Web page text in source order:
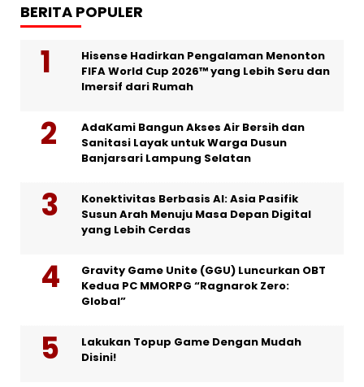
BERITA POPULER
Hisense Hadirkan Pengalaman Menonton
FIFA World Cup 2026™ yang Lebih Seru dan
Imersif dari Rumah
AdaKami Bangun Akses Air Bersih dan
Sanitasi Layak untuk Warga Dusun
Banjarsari Lampung Selatan
Konektivitas Berbasis AI: Asia Pasifik
Susun Arah Menuju Masa Depan Digital
yang Lebih Cerdas
Gravity Game Unite (GGU) Luncurkan OBT
Kedua PC MMORPG “Ragnarok Zero:
Global”
Lakukan Topup Game Dengan Mudah
Disini!